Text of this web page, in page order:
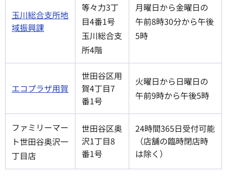
玉川総合支所地
域振興課
等々力3丁
目4番1号
玉川総合支
所4階
月曜日から金曜日の
午前8時30分から午後
5時
エコプラザ用賀
世田谷区用
賀4丁目7
番1号
火曜日から日曜日の
午前9時から午後5時
ファミリーマー
ト世田谷奥沢一
丁目店
世田谷区奥
沢1丁目8
番1号
24時間365日受付可能
（店舗の臨時閉店時
は除く）